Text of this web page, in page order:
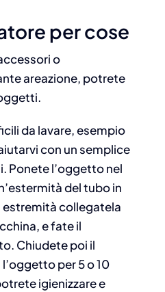
per cose
o
areazione, potrete
da lavare, esempio
con un semplice
Ponete l’oggetto nel
del tubo in
estremità collegatela
e fate il
Chiudete poi il
per 5 o 10
igienizzare e